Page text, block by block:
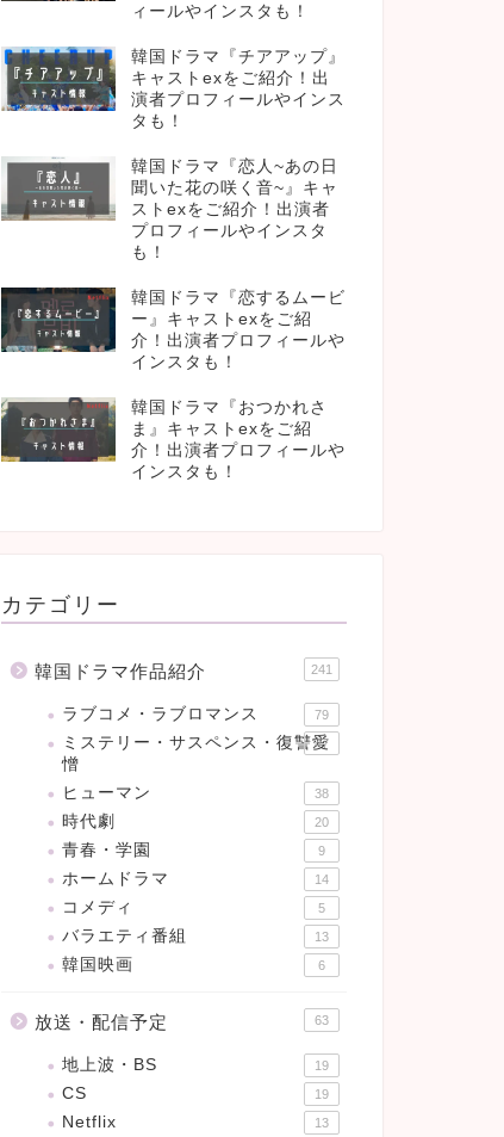
ィールやインスタも！
韓国ドラマ『チアアップ』
キャストexをご紹介！出
演者プロフィールやインス
タも！
韓国ドラマ『恋人~あの日
聞いた花の咲く音~』キャ
ストexをご紹介！出演者
プロフィールやインスタ
も！
韓国ドラマ『恋するムービ
ー』キャストexをご紹
介！出演者プロフィールや
インスタも！
韓国ドラマ『おつかれさ
ま』キャストexをご紹
介！出演者プロフィールや
インスタも！
カテゴリー
韓国ドラマ作品紹介 241
ラブコメ・ラブロマンス 79
ミステリー・サスペンス・復讐愛
憎
47
ヒューマン 38
時代劇 20
青春・学園 9
ホームドラマ 14
コメディ 5
バラエティ番組 13
韓国映画 6
放送・配信予定 63
地上波・BS 19
CS 19
Netflix 13